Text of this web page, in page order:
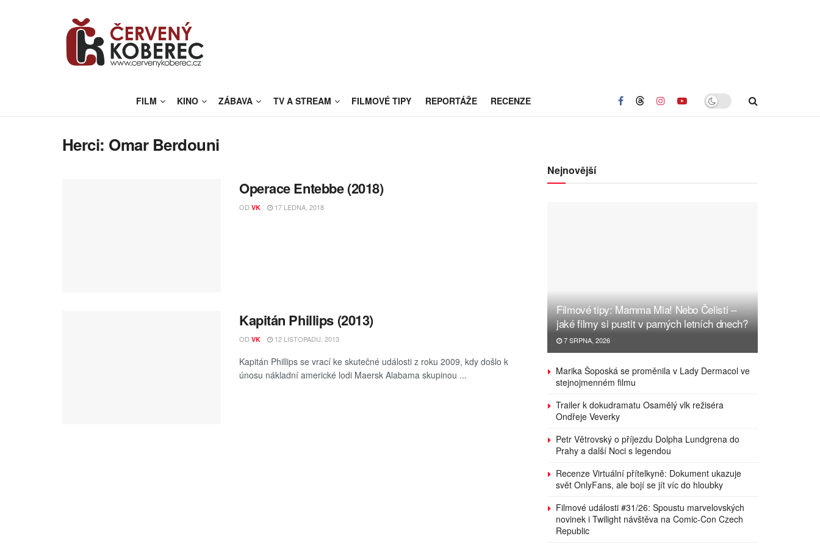
FILM KINO ZÁBAVA TV A STREAM FILMOVÉ TIPY REPORTÁŽE RECENZE
Herci: Omar Berdouni
Operace Entebbe (2018)
OD VK 17 LEDNA, 2018
Kapitán Phillips (2013)
OD VK 12 LISTOPADU, 2013
Kapitán Phillips se vrací ke skutečné události z roku 2009, kdy došlo k
únosu nákladní americké lodi Maersk Alabama skupinou ...
Nejnovější
Filmové tipy: Mamma Mia! Nebo Čelisti –
jaké filmy si pustit v parných letních dnech?
7 SRPNA, 2026
Marika Šoposká se proměnila v Lady Dermacol ve
stejnojmenném filmu
Trailer k dokudramatu Osamělý vlk režiséra
Ondřeje Veverky
Petr Větrovský o příjezdu Dolpha Lundgrena do
Prahy a další Noci s legendou
Recenze Virtuální přítelkyně: Dokument ukazuje
svět OnlyFans, ale bojí se jít víc do hloubky
Filmové události #31/26: Spoustu marvelovských
novinek i Twilight návštěva na Comic-Con Czech
Republic